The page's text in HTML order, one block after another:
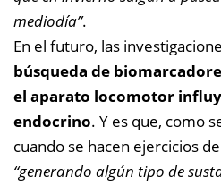
mediodía”.
En el futuro, las
búsqueda de
el aparato locomotor
endocrino. Y es que, como
cuando se hacen ejercicios
“generando algún tipo de